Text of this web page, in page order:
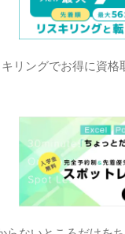
キリングでお得に資